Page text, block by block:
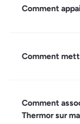
Comment
Comment
Comment
Thermor sur